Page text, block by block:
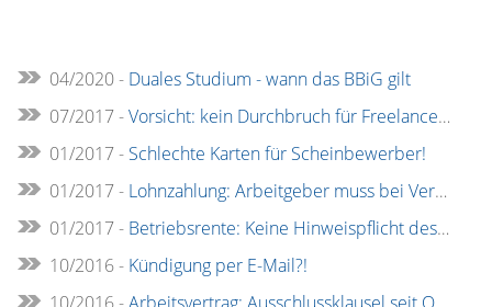
04/2020 - Duales Studium - wann das BBiG gilt
07/2017 -Vorsicht: kein Durchbruch für Freelancer/freie Mitarbeiter durch BSG-Urteil
01/2017 - Schlechte Karten für Scheinbewerber!
01/2017 - Lohnzahlung: Arbeitgeber muss bei Verspätung Pauschale zahlen
01/2017 - Betriebsrente: Keine Hinweispflicht des Arbeitgebers
10/2016 - Kündigung per E-Mail?!